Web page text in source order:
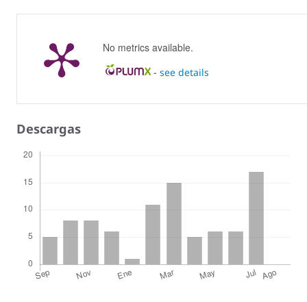
No metrics available.
- see details
Descargas